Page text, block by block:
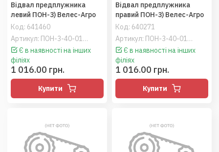
Код: 641460
Артикул: ПОН-3-40-01.409-01
Відвал предплужника
левий ПОН-3) Велес-Агро
Є в наявності на інших
філіях
1 016.00 грн.
Купити
Код: 640271
Артикул: ПОН-3-40-01.409
Відвал предплужника
правий ПОН-3) Велес-Агро
Є в наявності на інших
філіях
1 016.00 грн.
Купити